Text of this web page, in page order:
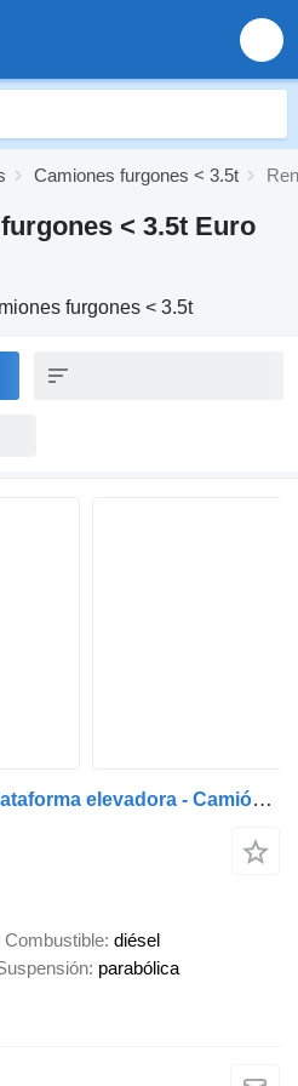
Camiones furgones < 3.5t
< 3.5t Euro
furgones < 3.5t
Renault Master 145PK Plataforma elevadora - Camión furgón - Navegador -
Combustible diésel
parabólica